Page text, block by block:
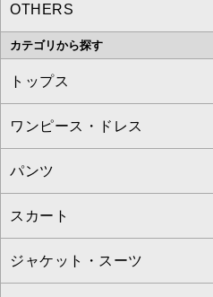
MK MICHEL KLEIN
OFUON le MK
MICHEL KLEIN HOMME
MK MICHEL KLEIN HOMME
a.v.v
OTHERS
MK MICHEL KLEIN BAG
カテゴリから探す
トップス
すべてのトップス
カットソー・Tシャツ
ブラウス・シャツ
ニット・セーター
ワンピース・ドレス
すべてのワンピース・ドレス
ワンピース
ドレス
パンツ
すべてのパンツ
フルレングスパンツ
スカート
すべてのスカート
ジャケット・スーツ